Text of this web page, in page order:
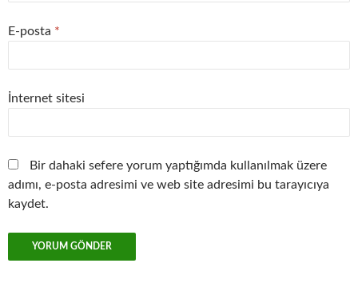
E-posta *
İnternet sitesi
Bir dahaki sefere yorum yaptığımda kullanılmak üzere
adımı, e-posta adresimi ve web site adresimi bu tarayıcıya
kaydet.